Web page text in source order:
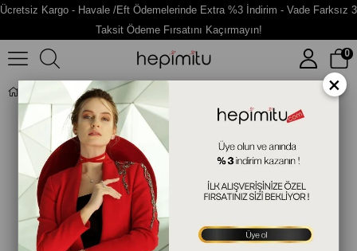
Ücretsiz Kargo - Havale /Eft Ödemelerinde Extra %3 İndirim - Vade Farksız 3
Taksit Ödeme Fırsatını Kaçırmayın!
0
ESER 26 ×